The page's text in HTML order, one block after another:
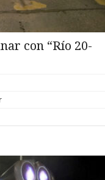
con “Río 20-